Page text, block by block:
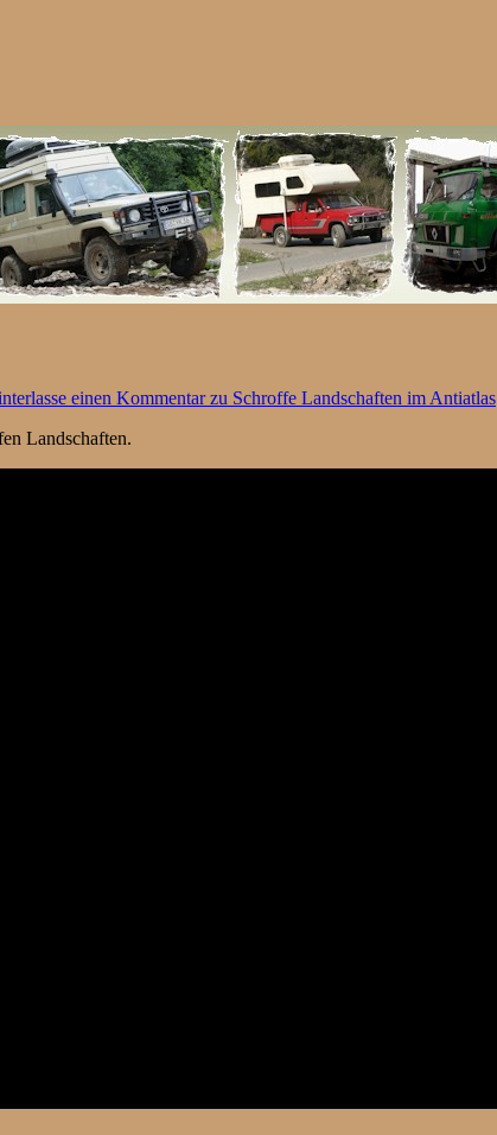
einen Kommentarzu Schroffe Landschaften im Antiatlas
Landschaften.